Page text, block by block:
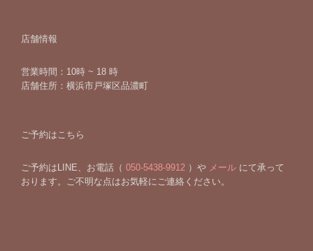
店舗情報
営業時間：10時 ~ 18 時
店舗住所：横浜市戸塚区品濃町
ご予約はこちら
ご予約はLINE、お電話（ 050-5438-9912 ）や メール にて承って
おります。ご不明な点はお気軽にご連絡ください。